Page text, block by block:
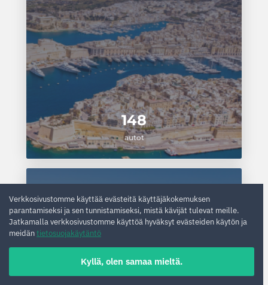
148
autot
Marokko
Verkkosivustomme käyttää evästeitä käyttäjäkokemuksen
parantamiseksi ja sen tunnistamiseksi, mistä kävijät tulevat meille.
Jatkamalla verkkosivustomme käyttöä hyväksyt evästeiden käytön ja
meidäntietosuojakäytäntö
Kyllä, olen samaa mieltä.